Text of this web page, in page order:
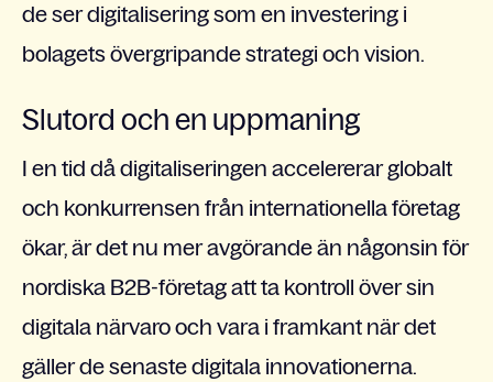
de ser digitalisering som en investering i
bolagets övergripande strategi och vision.
Slutord och en uppmaning
I en tid då digitaliseringen accelererar globalt
och konkurrensen från internationella företag
ökar, är det nu mer avgörande än någonsin för
nordiska B2B-företag att ta kontroll över sin
digitala närvaro och vara i framkant när det
gäller de senaste digitala innovationerna.